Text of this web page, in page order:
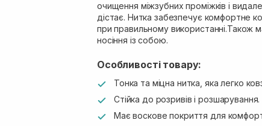
очищення міжзубних проміжків і
дістає. Нитка забезпечує комфортне
при правильному використанні.Також
носіння із собою.
Особливості товару:
Тонка та міцна нитка, яка легко
Стійка до розривів і розшарування.
Має воскове покриття для